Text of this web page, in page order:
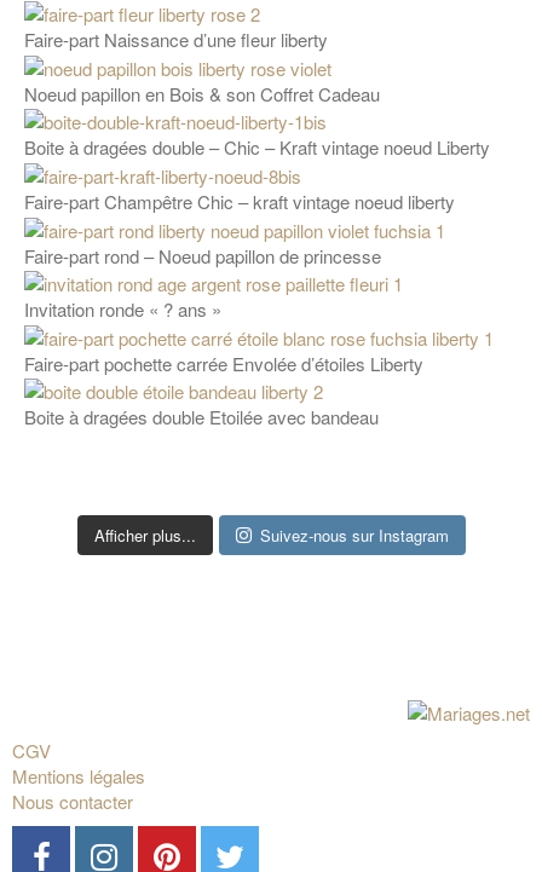
Faire-part Naissance d’une fleur liberty
Noeud papillon en Bois & son Coffret Cadeau
Boite à dragées double – Chic – Kraft vintage noeud Liberty
Faire-part Champêtre Chic – kraft vintage noeud liberty
Faire-part rond – Noeud papillon de princesse
Invitation ronde « ? ans »
Faire-part pochette carrée Envolée d’étoiles Liberty
Boite à dragées double Etoilée avec bandeau
Afficher plus... Suivez-nous sur Instagram
CGV
Mentions légales
Nous contacter